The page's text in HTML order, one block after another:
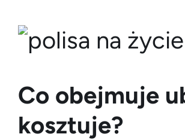
Co obejmuje
kosztuje?